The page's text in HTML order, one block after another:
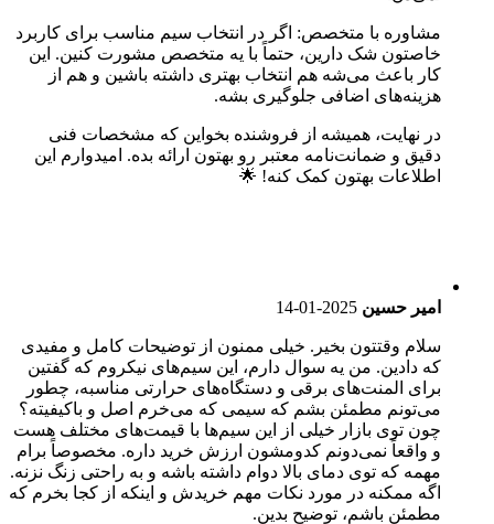
مشاوره با متخصص: اگر در انتخاب سیم مناسب برای کاربرد
خاصتون شک دارین، حتماً با یه متخصص مشورت کنین. این
کار باعث می‌شه هم انتخاب بهتری داشته باشین و هم از
هزینه‌های اضافی جلوگیری بشه.
در نهایت، همیشه از فروشنده بخواین که مشخصات فنی
دقیق و ضمانت‌نامه معتبر رو بهتون ارائه بده. امیدوارم این
اطلاعات بهتون کمک کنه! 🌟
امیر حسین 2025-01-14
سلام وقتتون بخیر. خیلی ممنون از توضیحات کامل و مفیدی
که دادین. من یه سوال دارم، این سیم‌های نیکروم که گفتین
برای المنت‌های برقی و دستگاه‌های حرارتی مناسبه، چطور
می‌تونم مطمئن بشم که سیمی که می‌خرم اصل و باکیفیته؟
چون توی بازار خیلی از این سیم‌ها با قیمت‌های مختلف هست
و واقعاً نمی‌دونم کدومشون ارزش خرید داره. مخصوصاً برام
مهمه که توی دمای بالا دوام داشته باشه و به راحتی زنگ نزنه.
اگه ممکنه در مورد نکات مهم خریدش و اینکه از کجا بخرم که
مطمئن باشم، توضیح بدین.